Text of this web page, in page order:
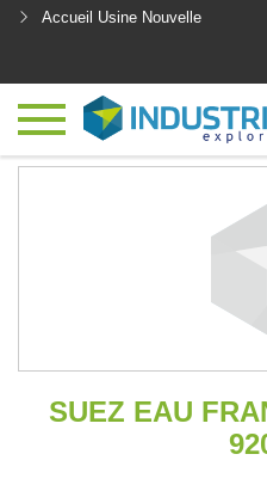
Accueil Usine Nouvelle
SUEZ EAU